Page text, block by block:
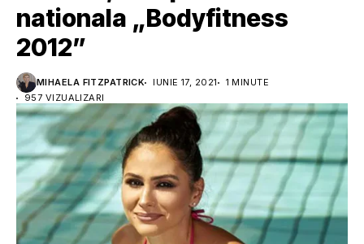
nationala „Bodyfitness
2012”
MIHAELA FITZPATRICK IUNIE 17, 2021
1 MINUTE
957 VIZUALIZARI